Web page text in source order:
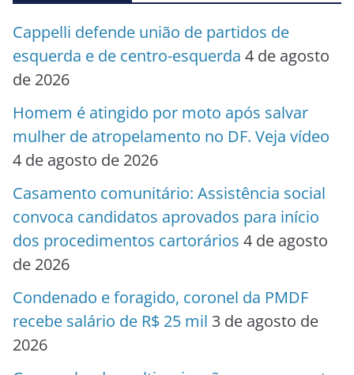
Cappelli defende união de partidos de
esquerda e de centro-esquerda 4 de agosto
de 2026
Homem é atingido por moto após salvar
mulher de atropelamento no DF. Veja vídeo
4 de agosto de 2026
Casamento comunitário: Assistência social
convoca candidatos aprovados para início
dos procedimentos cartorários 4 de agosto
de 2026
Condenado e foragido, coronel da PMDF
recebe salário de R$ 25 mil 3 de agosto de
2026